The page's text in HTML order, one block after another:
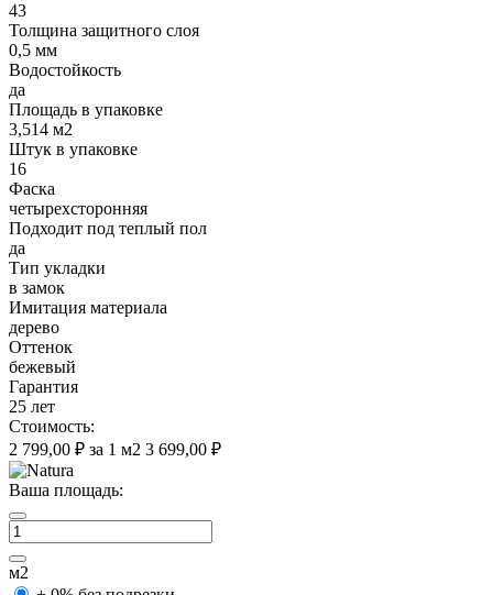
43
Толщина защитного слоя
0,5 мм
Водостойкость
да
Площадь в упаковке
3,514 м2
Штук в упаковке
16
Фаска
четырехсторонняя
Подходит под теплый пол
да
Тип укладки
в замок
Имитация материала
дерево
Оттенок
бежевый
Гарантия
25 лет
Стоимость:
2 799,00 ₽ за 1 м2 3 699,00 ₽
Ваша площадь:
м2